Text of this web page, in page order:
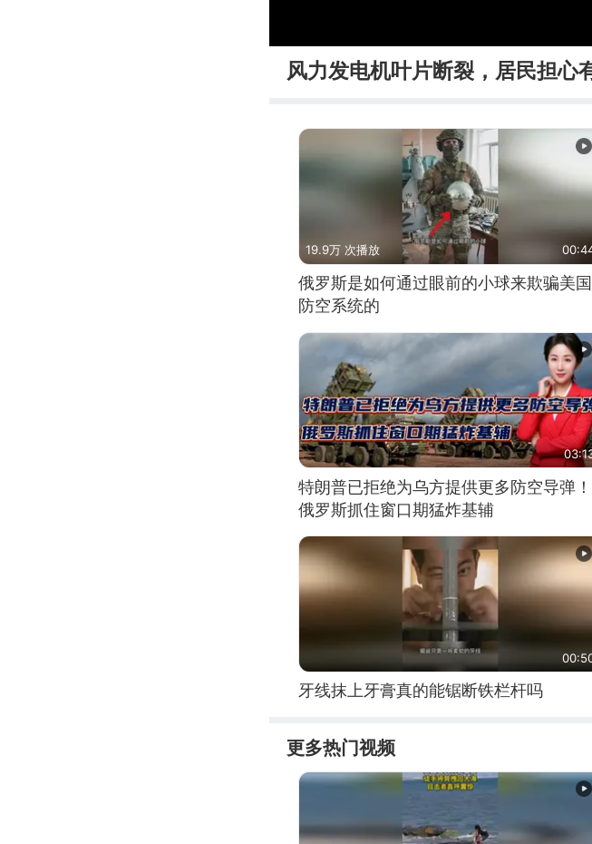
风力发电机叶片断裂，居民担心
19.9万 次播放
俄罗斯是如何通过眼前的小球来欺骗美国
防空系统的
特朗普已拒绝为乌方提供更多防空导弹！
俄罗斯抓住窗口期猛炸基辅
牙线抹上牙膏真的能锯断铁栏杆吗
更多热门视频